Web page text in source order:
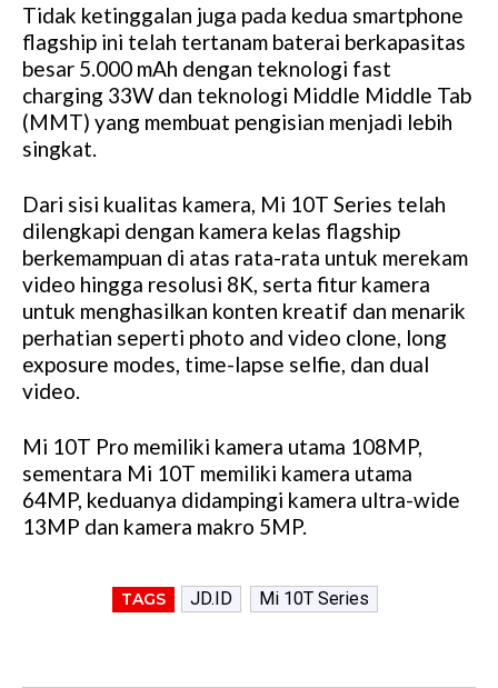
Tidak ketinggalan juga pada kedua smartphone
flagship ini telah tertanam baterai berkapasitas
besar 5.000 mAh dengan teknologi fast
charging 33W dan teknologi Middle Middle Tab
(MMT) yang membuat pengisian menjadi lebih
singkat.
Dari sisi kualitas kamera, Mi 10T Series telah
dilengkapi dengan kamera kelas flagship
berkemampuan di atas rata-rata untuk merekam
video hingga resolusi 8K, serta fitur kamera
untuk menghasilkan konten kreatif dan menarik
perhatian seperti photo and video clone, long
exposure modes, time-lapse selfie, dan dual
video.
Mi 10T Pro memiliki kamera utama 108MP,
sementara Mi 10T memiliki kamera utama
64MP, keduanya didampingi kamera ultra-wide
13MP dan kamera makro 5MP.
TAGS JD.ID Mi 10T Series